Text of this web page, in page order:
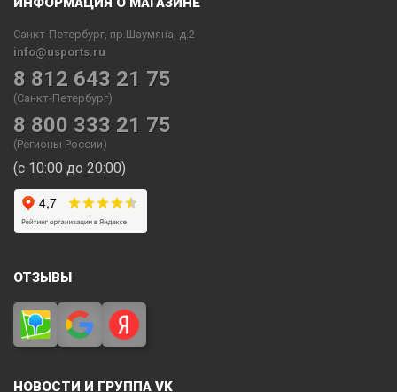
Санкт-Петербург, пр.Шаумяна, д.2
info@usports.ru
8 812 643 21 75
(Санкт-Петербург)
8 800 333 21 75
(Регионы России)
(с 10:00 до 20:00)
ОТЗЫВЫ
НОВОСТИ И ГРУППА VK